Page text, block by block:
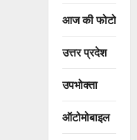
आज की फोटो
उत्तर प्रदेश
उपभोक्ता
ऑटोमोबाइल